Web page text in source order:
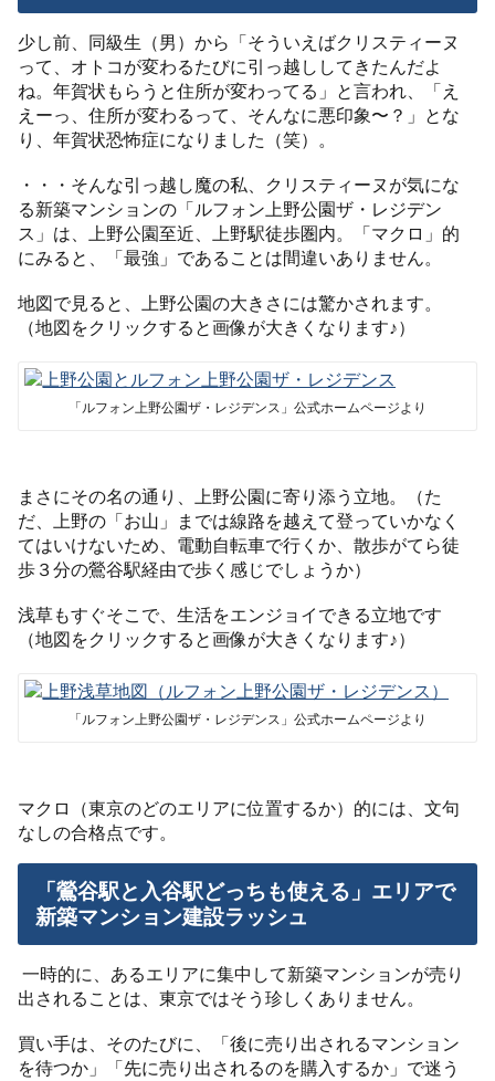
少し前、同級生（男）から「そういえばクリスティーヌ
って、オトコが変わるたびに引っ越ししてきたんだよ
ね。年賀状もらうと住所が変わってる」と言われ、「え
えーっ、住所が変わるって、そんなに悪印象〜？」とな
り、年賀状恐怖症になりました（笑）。
・・・そんな引っ越し魔の私、クリスティーヌが気にな
る新築マンションの「ルフォン上野公園ザ・レジデン
ス」は、上野公園至近、上野駅徒歩圏内。「マクロ」的
にみると、「最強」であることは間違いありません。
地図で見ると、上野公園の大きさには驚かされます。
（地図をクリックすると画像が大きくなります♪）
「ルフォン上野公園ザ・レジデンス」公式ホームページより
まさにその名の通り、上野公園に寄り添う立地。（た
だ、上野の「お山」までは線路を越えて登っていかなく
てはいけないため、電動自転車で行くか、散歩がてら徒
歩３分の鶯谷駅経由で歩く感じでしょうか）
浅草もすぐそこで、生活をエンジョイできる立地です
（地図をクリックすると画像が大きくなります♪）
「ルフォン上野公園ザ・レジデンス」公式ホームページより
マクロ（東京のどのエリアに位置するか）的には、文句
なしの合格点です。
「鶯谷駅と入谷駅どっちも使える」エリアで
新築マンション建設ラッシュ
一時的に、あるエリアに集中して新築マンションが売り
出されることは、東京ではそう珍しくありません。
買い手は、そのたびに、「後に売り出されるマンション
を待つか」「先に売り出されるのを購入するか」で迷う